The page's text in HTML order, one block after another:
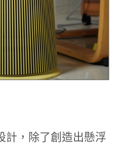
計，除了創造出懸浮